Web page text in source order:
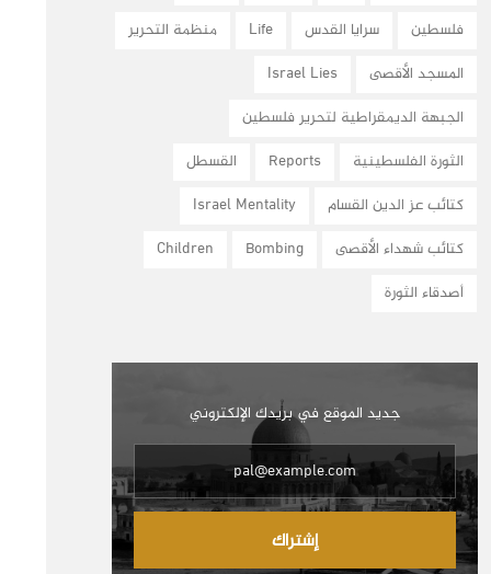
فلسطين
سرايا القدس Life
منظمة التحرير
المسجد الأقصى
Israel Lies
الجبهة الديمقراطية لتحرير فلسطين
الثورة الفلسطينية
Reports
القسطل
كتائب عز الدين القسام
Israel Mentality
كتائب شهداء الأقصى
Bombing
Children
أصدقاء الثورة
جديد الموقع في بريدك الإلكتروني
إشتراك